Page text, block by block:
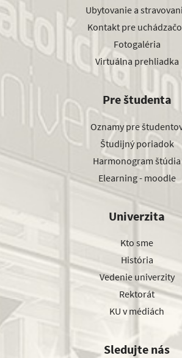
Ubytovanie a
Kontakt pre
Fotogaléria
Virtuálna prehliadka
Pre študenta
Oznamy pre
Študijný poriadok
Harmonogram štúdia
Elearning - moodle
Univerzita
Kto sme
História
Vedenie univerzity
Rektorát
KU v médiách
Sledujte nás